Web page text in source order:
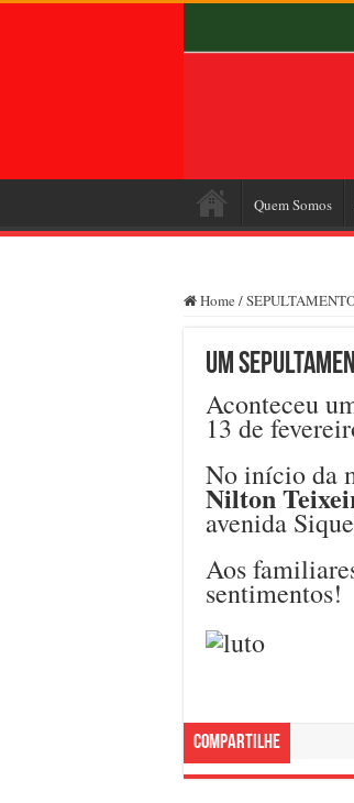
Quem Somos
Home /
Um
Aconteceu
13 de
No início da
Nilton
avenida
Aos
sentimentos!
Compartilhe